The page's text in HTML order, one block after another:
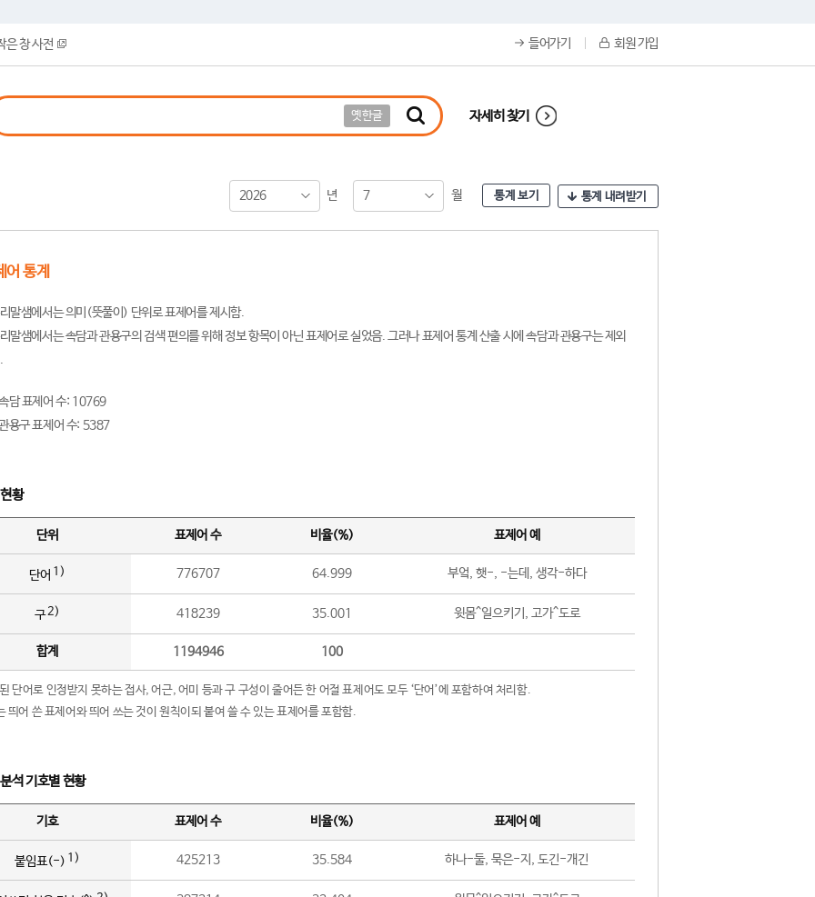
은 창 사전 들어가기 회원 가입
옛한글 자세히 찾기
2026 년 7 월 통계 보기 통계 내려받기
어 통계
말샘에서는 의미(뜻풀이) 단위로 표제어를 제시함.
말샘에서는 속담과 관용구의 검색 편의를 위해 정보 항목이 아닌 표제어로 실었음. 그러나 표제어 통계 산출 시에 속담과 관용구는 제외
담 표제어 수: 10769
용구 표제어 수: 5387
황
단위 표제어 수 비율(%) 표제어 예
단어 1) 776707 64.999 부엌, 햇-, -는데, 생각-하다
구2) 418239 35.001 윗몸^일으키기, 고가^도로
합계 1194946 100
단어로 인정받지 못하는 접사, 어근, 어미 등과 구 구성이 줄어든 한 어절 표제어도 모두 ‘단어’에 포함하여 처리함.
띄어 쓴 표제어와 띄어 쓰는 것이 원칙이되 붙여 쓸 수 있는 표제어를 포함함.
석 기호별 현황
기호 표제어 수 비율(%) 표제어 예
붙임표(-) 1) 425213 35.584 하나-둘, 묵은-지, 도긴-개긴